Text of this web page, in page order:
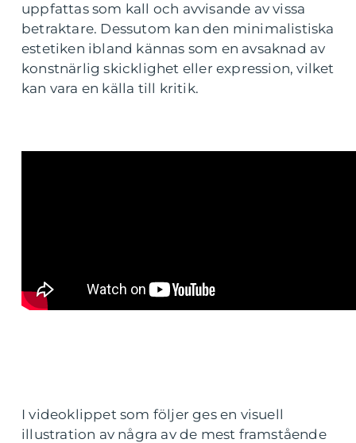
uppfattas som kall och avvisande av vissa
betraktare. Dessutom kan den minimalistiska
estetiken ibland kännas som en avsaknad av
konstnärlig skicklighet eller expression, vilket
kan vara en källa till kritik.
I videoklippet som följer ges en visuell
illustration av några av de mest framstående